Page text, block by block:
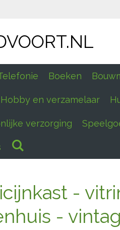
Boeken
Hobby en verzamelaar
verzorging
-
-